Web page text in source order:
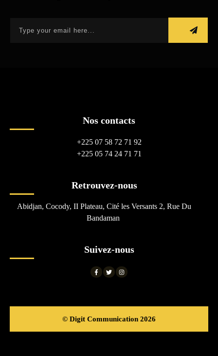
Nos contacts
+225 07 58 72 71 92
+225 05 74 24 71 71
Retrouvez-nous
Abidjan, Cocody, II Plateau, Cité les Versants 2, Rue Du
Bandaman
Suivez-nous
© Digit Communication 2026